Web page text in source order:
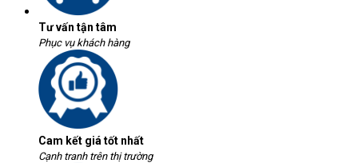
Tư vấn tận tâm
Phục vụ khách hàng
Cam kết giá tốt nhất
Cạnh tranh trên thị trường